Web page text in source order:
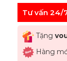
Tư vấn 24/
Tặng
Hàng